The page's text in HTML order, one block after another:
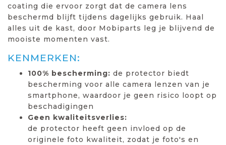
coating die ervoor zorgt dat de camera lens
beschermd blijft tijdens dagelijks gebruik. Haal
alles uit de kast, door Mobiparts leg je blijvend de
mooiste momenten vast.
KENMERKEN:
100% bescherming: de protector biedt
bescherming voor alle camera lenzen van je
smartphone, waardoor je geen risico loopt op
beschadigingen
Geen kwaliteitsverlies:
de protector heeft geen invloed op de
originele foto kwaliteit, zodat je foto's en